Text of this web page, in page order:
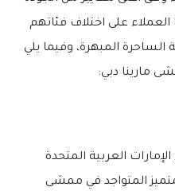
على اختلاف فئاتهم
الساحرة المبهرة، وفيما يلي
مارينا دبي:
العربية المتحدة
المتواجد في ممشى